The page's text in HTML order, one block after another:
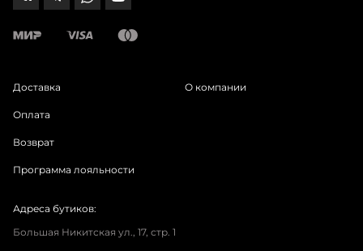
Доставка
Оплата
Возврат
Программа лояльности
О компании
Адреса бутиков:
Большая Никитская ул., 17, стр. 1